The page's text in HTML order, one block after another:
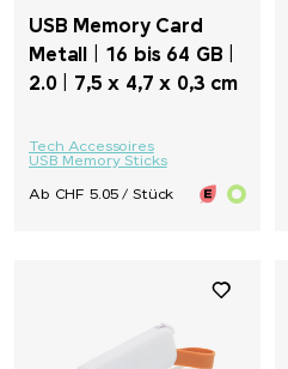
USB Memory Card
Metall | 16 bis 64 GB |
2.0 | 7,5 x 4,7 x 0,3 cm
Tech Accessoires
USB Memory Sticks
Ab CHF 5.05 / Stück